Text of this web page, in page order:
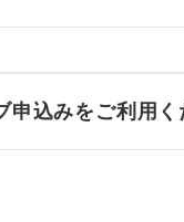
込みをご利用く